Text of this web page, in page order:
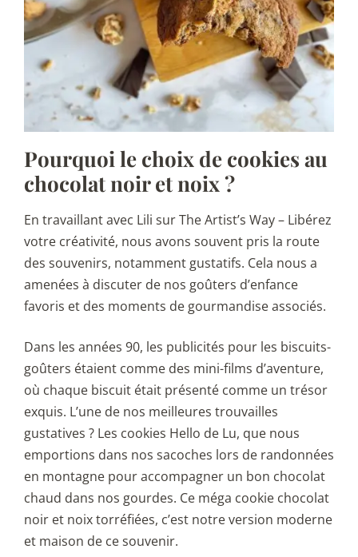
Pourquoi le choix de cookies au
chocolat noir et noix ?
En travaillant avec Lili sur The Artist’s Way – Libérez
votre créativité, nous avons souvent pris la route
des souvenirs, notamment gustatifs. Cela nous a
amenées à discuter de nos goûters d’enfance
favoris et des moments de gourmandise associés.
Dans les années 90, les publicités pour les biscuits-
goûters étaient comme des mini-films d’aventure,
où chaque biscuit était présenté comme un trésor
exquis. L’une de nos meilleures trouvailles
gustatives ? Les cookies Hello de Lu, que nous
emportions dans nos sacoches lors de randonnées
en montagne pour accompagner un bon chocolat
chaud dans nos gourdes. Ce méga cookie chocolat
noir et noix torréfiées, c’est notre version moderne
et maison de ce souvenir.